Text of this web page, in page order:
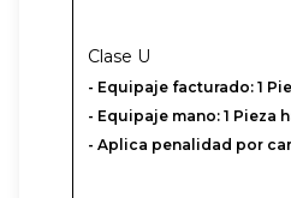
Clase U
-‎ Equipaje facturado: 1
- Equipaje mano: 1 Pieza
- Aplica penalidad por